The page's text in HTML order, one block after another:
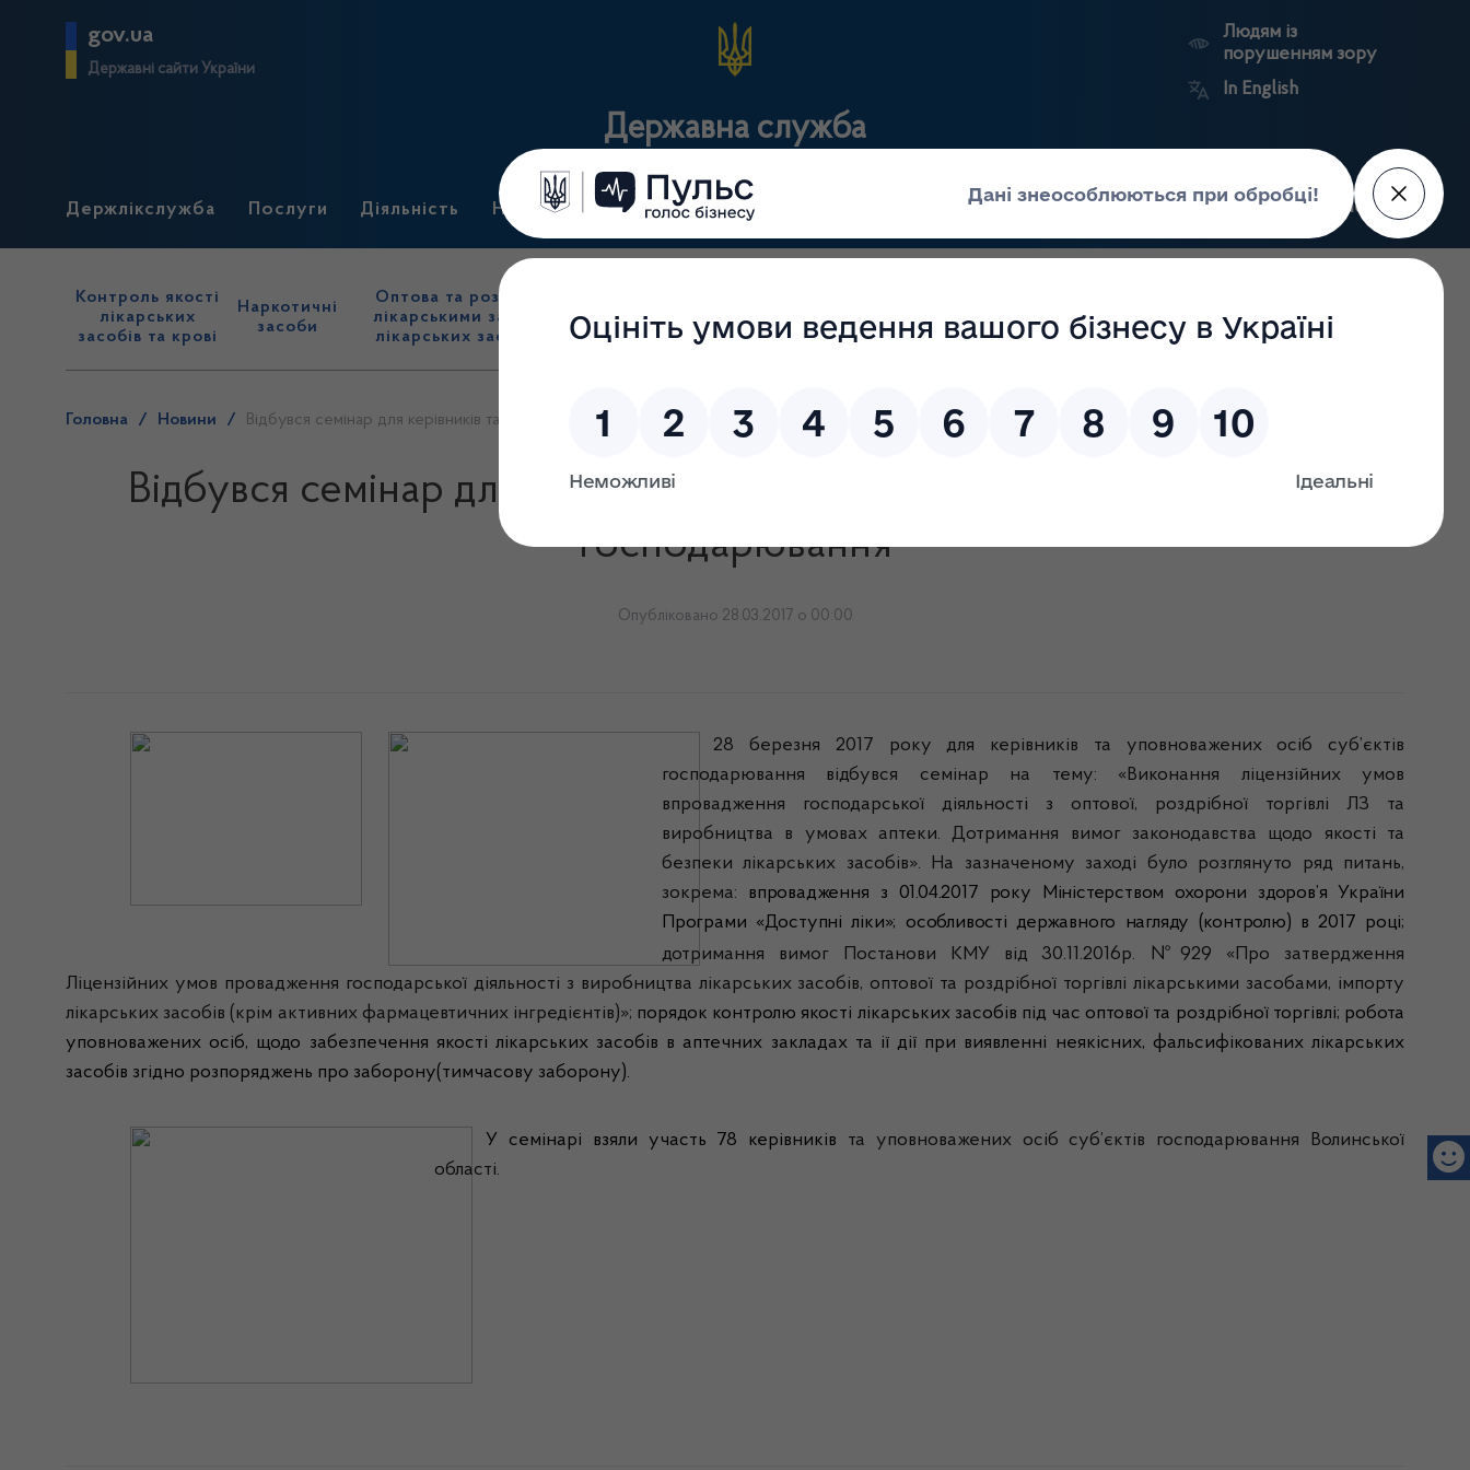
gov.ua
Державні сайти України
Державна служба
Людям із
порушенням зору
In English
Держлікслужба Послуги Діяльність Нормативні документи Для громадськості Прес-центр Пошук
Контроль якості
лікарських
засобів та крові
Наркотичні
засоби
Оптова та роздрібна торгівля
лікарськими засобами, імпорт
лікарських засобів (крім АФІ)
нагляд
(контроль)
засобів, крові та
сертифікація
нагляд
реєстри
портал
Держлікслужби
Головна / Новини / Відбувся семінар для керівників та уповноважених осіб суб'єктів господарювання
Відбувся семінар для керівників та уповноважених осіб суб'єктів
господарювання
Опубліковано 28.03.2017 о 00:00
28 березня 2017 року для керівників та уповноважених осіб суб’єктів
господарювання відбувся семінар на тему: «Виконання ліцензійних умов
впровадження господарської діяльності з оптової, роздрібної торгівлі ЛЗ та
виробництва в умовах аптеки. Дотримання вимог законодавства щодо якості та
безпеки лікарських засобів». На зазначеному заході було розглянуто ряд питань,
зокрема: впровадження з 01.04.2017 року Міністерством охорони здоров’я України
Програми «Доступні ліки»;
особливості державного нагляду (контролю) в 2017 році;
дотримання вимог Постанови КМУ від 30.11.2016р.
№929 «Про затвердження
Ліцензійних умов провадження господарської діяльності з виробництва лікарських засобів, оптової та роздрібної торгівлі лікарськими засобами, імпорту
лікарських засобів (крім активних фармацевтичних інгредієнтів)»; порядок контролю якості лікарських засобів під час оптової та роздрібної торгівлі; робота
уповноважених осіб, щодо забезпечення якості лікарських засобів в аптечних закладах та іїдії при виявленні неякісних, фальсифікованих лікарських
засобів згідно розпоряджень про заборону(тимчасову заборону).
У семінарі взяли участь 78 керівників та уповноважених осіб суб’єктів господарювання Волинської
області.